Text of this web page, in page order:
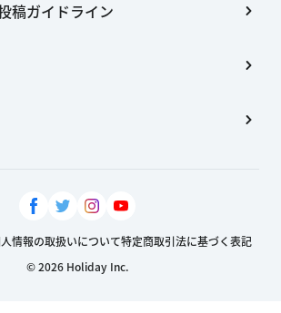
稿ガイドライン
情報の取扱いについて特定商取引法に基づく表記
© 2026 Holiday Inc.